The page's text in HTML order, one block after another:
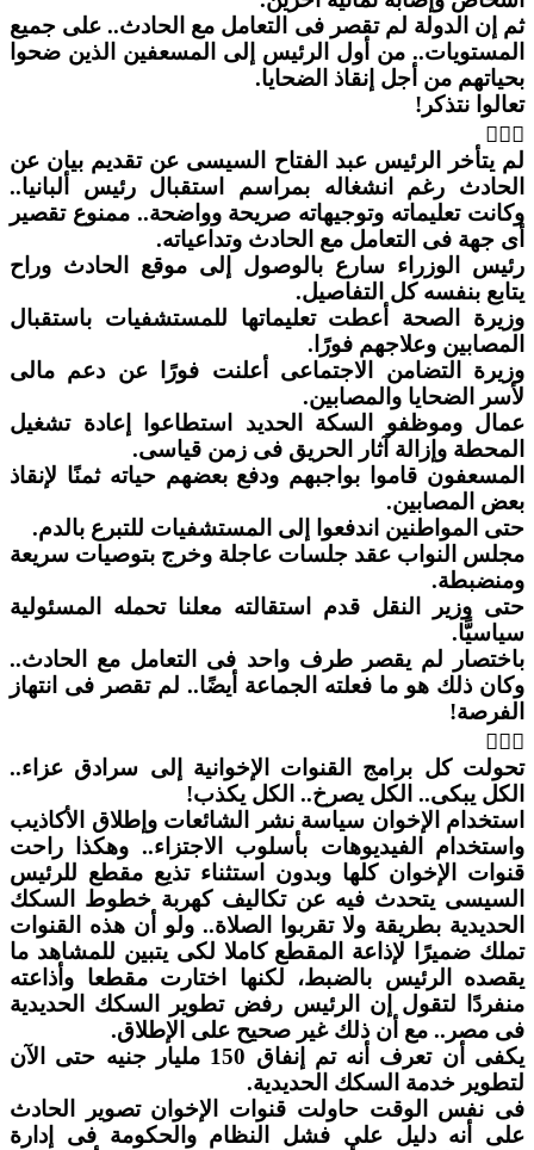
ثم إن الدولة لم تقصر فى التعامل مع الحادث.. على جميع
المستويات.. من أول الرئيس إلى المسعفين الذين ضحوا
بحياتهم من أجل إنقاذ الضحايا.
تعالوا نتذكر!

لم يتأخر الرئيس عبد الفتاح السيسى عن تقديم بيان عن
الحادث رغم انشغاله بمراسم استقبال رئيس ألبانيا..
وكانت تعليماته وتوجيهاته صريحة وواضحة.. ممنوع تقصير
أى جهة فى التعامل مع الحادث وتداعياته.
رئيس الوزراء سارع بالوصول إلى موقع الحادث وراح
يتابع بنفسه كل التفاصيل.
وزيرة الصحة أعطت تعليماتها للمستشفيات باستقبال
المصابين وعلاجهم فورًا.
وزيرة التضامن الاجتماعى أعلنت فورًا عن دعم مالى
لأسر الضحايا والمصابين.
عمال وموظفو السكة الحديد استطاعوا إعادة تشغيل
المحطة وإزالة آثار الحريق فى زمن قياسى.
المسعفون قاموا بواجبهم ودفع بعضهم حياته ثمنًا لإنقاذ
بعض المصابين.
حتى المواطنين اندفعوا إلى المستشفيات للتبرع بالدم.
مجلس النواب عقد جلسات عاجلة وخرج بتوصيات سريعة
ومنضبطة.
حتى وزير النقل قدم استقالته معلنا تحمله المسئولية
سياسيًّا.
باختصار لم يقصر طرف واحد فى التعامل مع الحادث..
وكان ذلك هو ما فعلته الجماعة أيضًا.. لم تقصر فى انتهاز
الفرصة!

تحولت كل برامج القنوات الإخوانية إلى سرادق عزاء..
الكل يبكى.. الكل يصرخ.. الكل يكذب!
استخدام الإخوان سياسة نشر الشائعات وإطلاق الأكاذيب
واستخدام الفيديوهات بأسلوب الاجتزاء.. وهكذا راحت
قنوات الإخوان كلها وبدون استثناء تذيع مقطع للرئيس
السيسى يتحدث فيه عن تكاليف كهربة خطوط السكك
الحديدية بطريقة ولا تقربوا الصلاة.. ولو أن هذه القنوات
تملك ضميرًا لإذاعة المقطع كاملا لكى يتبين للمشاهد ما
يقصده الرئيس بالضبط، لكنها اختارت مقطعا وأذاعته
منفردًا لتقول إن الرئيس رفض تطوير السكك الحديدية
فى مصر.. مع أن ذلك غير صحيح على الإطلاق.
يكفى أن تعرف أنه تم إنفاق 150 مليار جنيه حتى الآن
لتطوير خدمة السكك الحديدية.
فى نفس الوقت حاولت قنوات الإخوان تصوير الحادث
على أنه دليل على فشل النظام والحكومة فى إدارة